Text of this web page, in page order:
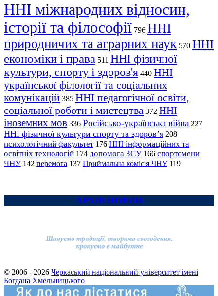
ННІ міжнародних відносин,
історії та філософії 796 ННІ
природничих та аграрних наук 570 ННІ
економіки і права 511 ННІ фізичної
культури, спорту і здоров'я 440 ННІ
української філології та соціальних
комунікацій 385 ННІ педагогічної освіти,
соціальної роботи і мистецтва 372 ННІ
іноземних мов 336 Російсько-українська війна 227
ННІ фізичної культури спорту та здоров’я 208
психологічний факультет 176 ННІ інформаційних та
освітніх технологій 174 допомога ЗСУ 166 спортсмени
ЧНУ 142 перемога 137 Приймальна комісія ЧНУ 119
АРХІВ НОВИН
© 2006 - 2026 Черкаський національний університет імені
Богдана Хмельницького